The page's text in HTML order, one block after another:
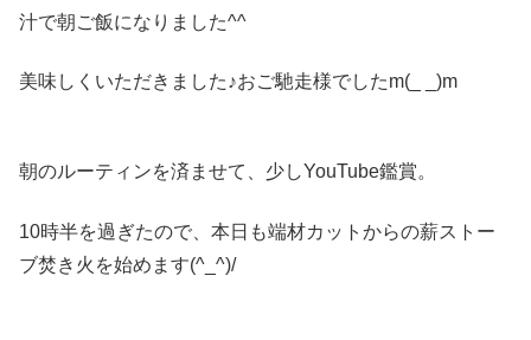
汁で朝ご飯になりました^^
美味しくいただきました♪おご馳走様でしたm(_ _)m
朝のルーティンを済ませて、少しYouTube鑑賞。
10時半を過ぎたので、本日も端材カットからの薪ストー
ブ焚き火を始めます(^_^)/